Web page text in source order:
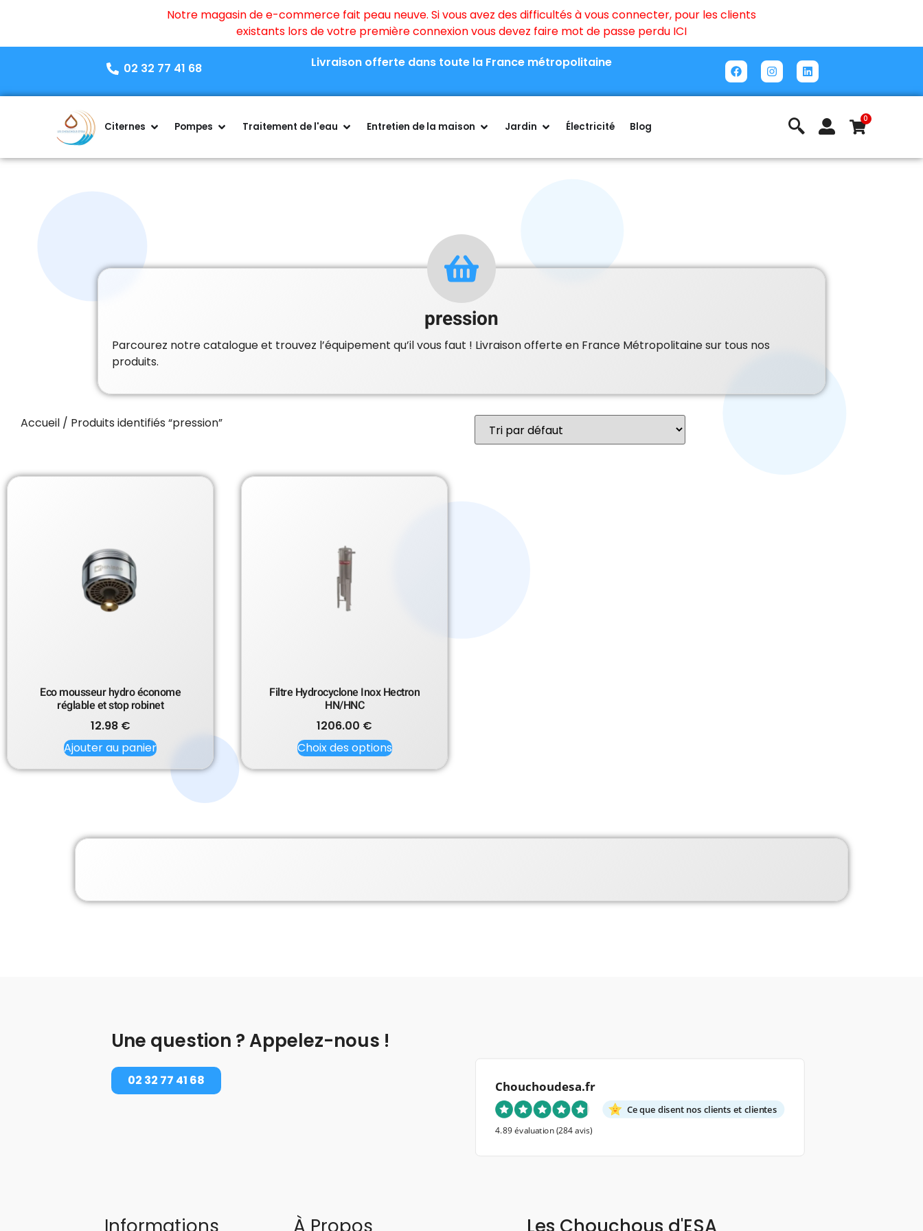
Notre magasin de e-commerce fait peau neuve. Si vous avez des difficultés à vous connecter, pour les clients
existants lors de votre première connexion vous devez faire mot de passe perdu ICI
02 32 77 41 68 Livraison offerte dans toute la France métropolitaine
Citernes Pompes Traitement de l'eau Entretien de la maison Jardin Électricité Blog
0
pression
Parcourez notre catalogue et trouvez l’équipement qu’il vous faut ! Livraison offerte en France Métropolitaine sur tous nos
produits.
Accueil / Produits identifiés “pression”
Eco mousseur hydro économe
réglable et stop robinet
12.98 €
Ajouter au panier
Filtre Hydrocyclone Inox Hectron
HN/HNC
1206.00 €
Choix des options
Une question ? Appelez-nous !
02 32 77 41 68 Chouchoudesa.fr
Ce que disent nos clients et clientes
4.89 évaluation(284 avis)